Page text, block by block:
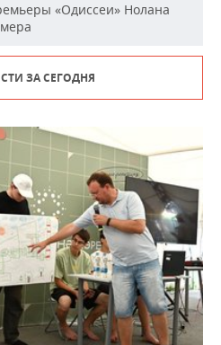
«Одиссеи» Нолана
ЗА СЕГОДНЯ